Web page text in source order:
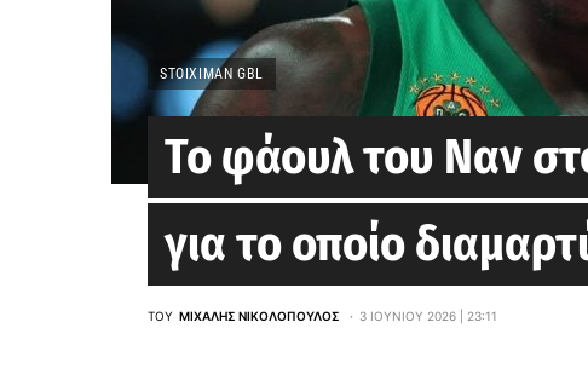
STOIXIMAN GBL
Το φάουλ του Ναν
για το οποίο
ΤΟΥ ΜΙΧΆΛΗΣ ΝΙΚΟΛΌΠΟΥΛΟΣ 3 ΙΟΥΝΊΟΥ 2026 | 23:11